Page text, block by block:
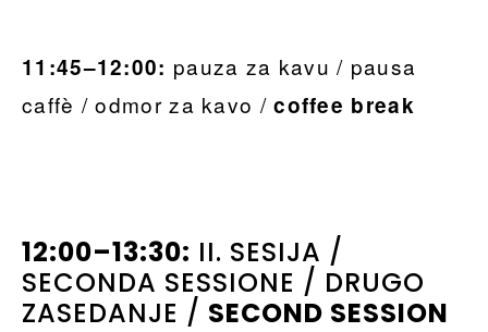
11:45–12:00: pauza za kavu / pausa
caffè / odmor za kavo /coffee break
12:00–13:30: II. SESIJA /
SECONDA SESSIONE / DRUGO
ZASEDANJE / SECOND SESSION